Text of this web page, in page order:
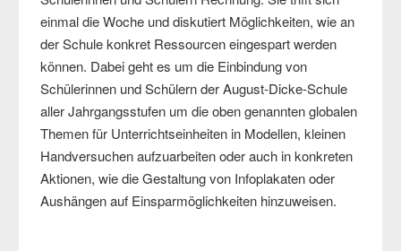
einmal die Woche und diskutiert Möglichkeiten, wie an
der Schule konkret Ressourcen eingespart werden
können. Dabei geht es um die Einbindung von
Schülerinnen und Schülern der August-Dicke-Schule
aller Jahrgangsstufen um die oben genannten globalen
Themen für Unterrichtseinheiten in Modellen, kleinen
Handversuchen aufzuarbeiten oder auch in konkreten
Aktionen, wie die Gestaltung von Infoplakaten oder
Aushängen auf Einsparmöglichkeiten hinzuweisen.